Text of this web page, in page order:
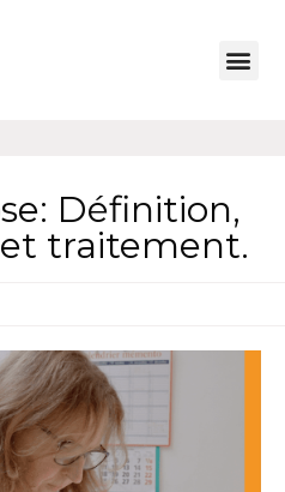
Définition,
traitement.